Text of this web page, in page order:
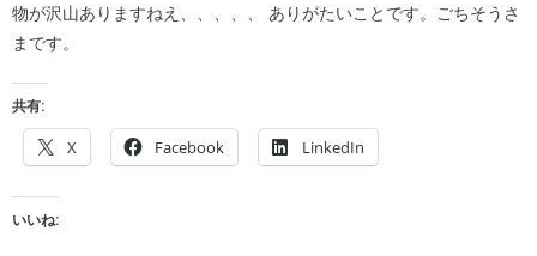
物が沢山ありますねえ、、、、、 ありがたいことです。ごちそうさ
まです。
共有:
X Facebook LinkedIn
いいね: